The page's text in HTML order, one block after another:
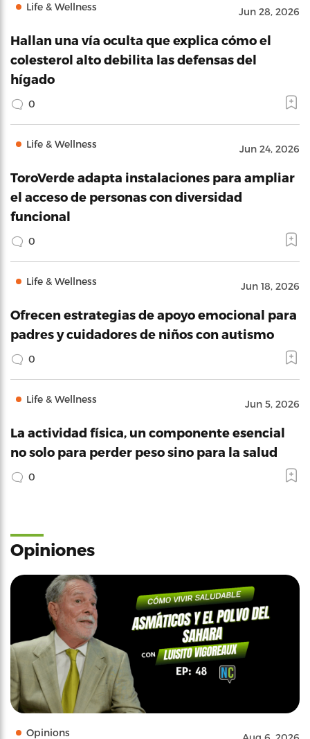
Life & Wellness Jun 28, 2026
Hallan una vía oculta que explica cómo el
colesterol alto debilita las defensas del
hígado
0
Life & Wellness Jun 24, 2026
ToroVerde adapta instalaciones para ampliar
el acceso de personas con diversidad
funcional
0
Life & Wellness Jun 18, 2026
Ofrecen estrategias de apoyo emocional para
padres y cuidadores de niños con autismo
0
Life & Wellness Jun 5, 2026
La actividad física, un componente esencial
no solo para perder peso sino para la salud
0
Opiniones
Opinions